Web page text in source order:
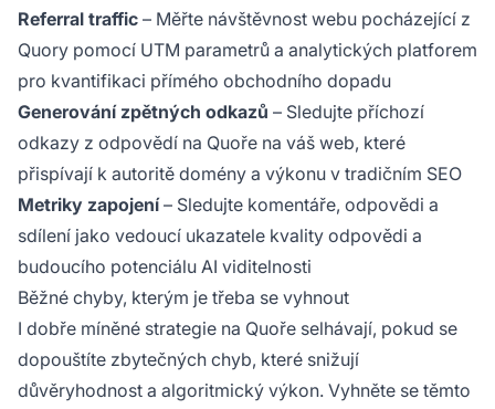
Referral traffic – Měřte návštěvnost webu pocházející z
Quory pomocí UTM parametrů a analytických platforem
pro kvantifikaci přímého obchodního dopadu
Generování zpětných odkazů – Sledujte příchozí
odkazy z odpovědí na Quoře na váš web, které
přispívají k autoritě domény a výkonu v tradičním SEO
Metriky zapojení– Sledujte komentáře, odpovědi a
sdílení jako vedoucí ukazatele kvality odpovědi a
budoucího potenciálu AI viditelnosti
Běžné chyby, kterým je třeba se vyhnout
I dobře míněné strategie na Quoře selhávají, pokud se
dopouštíte zbytečných chyb, které snižují
důvěryhodnost a algoritmický výkon. Vyhněte se těmto